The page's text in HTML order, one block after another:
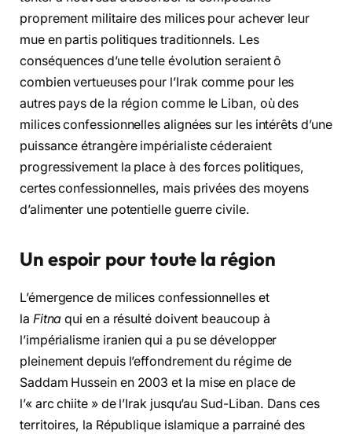
proprement militaire des milices pour achever leur
mue en partis politiques traditionnels. Les
conséquences d’une telle évolution seraient ô
combien vertueuses pour l’Irak comme pour les
autres pays de la région comme le Liban, où des
milices confessionnelles alignées sur les intérêts d’une
puissance étrangère impérialiste céderaient
progressivement la place à des forces politiques,
certes confessionnelles, mais privées des moyens
d’alimenter une potentielle guerre civile.
Un espoir pour toute la région
L’émergence de milices confessionnelles et
la Fitna qui en a résulté doivent beaucoup à
l’impérialisme iranien qui a pu se développer
pleinement depuis l’effondrement du régime de
Saddam Hussein en 2003 et la mise en place de
l’« arc chiite » de l’Irak jusqu’au Sud-Liban. Dans ces
territoires, la République islamique a parrainé des